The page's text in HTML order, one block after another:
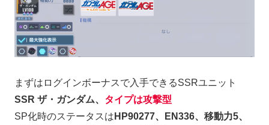
まずはログインボーナスで入手できるSSRユニット
SSR ザ・ガンダム、 タイプは攻撃型
SP化時のステータスは HP90277、EN336、移動力5、